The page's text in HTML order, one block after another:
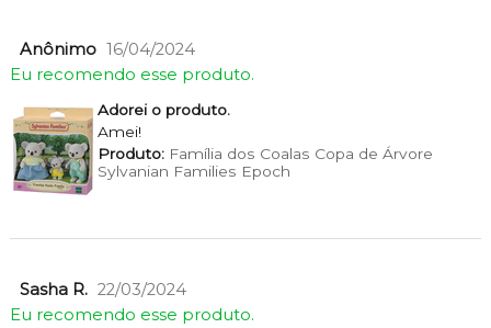
Anônimo 16/04/2024
Eu recomendo esse produto.
Adorei o produto.
Amei!
Produto:Família dos Coalas Copa de Árvore
Sylvanian Families Epoch
Sasha R. 22/03/2024
Eu recomendo esse produto.